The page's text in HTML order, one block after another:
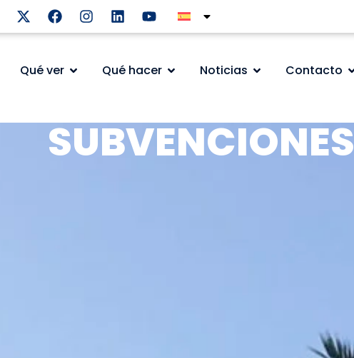
Qué ver Qué hacer Noticias Contacto
SUBVENCIONES